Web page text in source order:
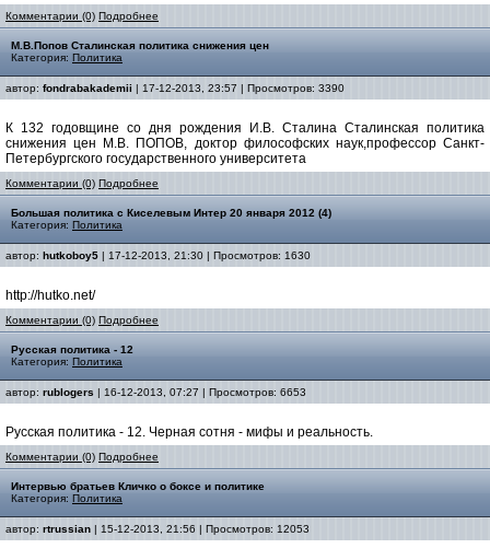
Комментарии (0) Подробнее
М.В.Попов Сталинская политика снижения цен
Категория: Политика
автор: fondrabakademii | 17-12-2013, 23:57 | Просмотров: 3390
К 132 годовщине со дня рождения И.В. Сталина Сталинская политика
снижения цен М.В. ПОПОВ, доктор философских наук,профессор Санкт-
Петербургского государственного университета
Комментарии (0) Подробнее
Большая политика с Киселевым Интер 20 января 2012 (4)
Категория: Политика
автор: hutkoboy5 | 17-12-2013, 21:30 | Просмотров: 1630
http://hutko.net/
Комментарии (0) Подробнее
Русская политика - 12
Категория: Политика
автор: rublogers | 16-12-2013, 07:27 | Просмотров: 6653
Русская политика - 12. Черная сотня - мифы и реальность.
Комментарии (0) Подробнее
Интервью братьев Кличко о боксе и политике
Категория: Политика
автор: rtrussian | 15-12-2013, 21:56 | Просмотров: 12053